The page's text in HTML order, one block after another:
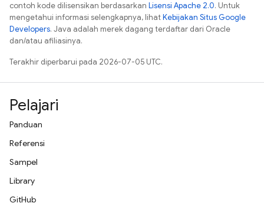
contoh kode dilisensikan berdasarkan Lisensi Apache 2.0. Untuk
mengetahui informasi selengkapnya, lihatKebijakan Situs Google
Developers. Java adalah merek dagang terdaftar dari Oracle
dan/atau afiliasinya.
Terakhir diperbarui pada 2026-07-05 UTC.
Pelajari
Panduan
Referensi
Sampel
Library
GitHub